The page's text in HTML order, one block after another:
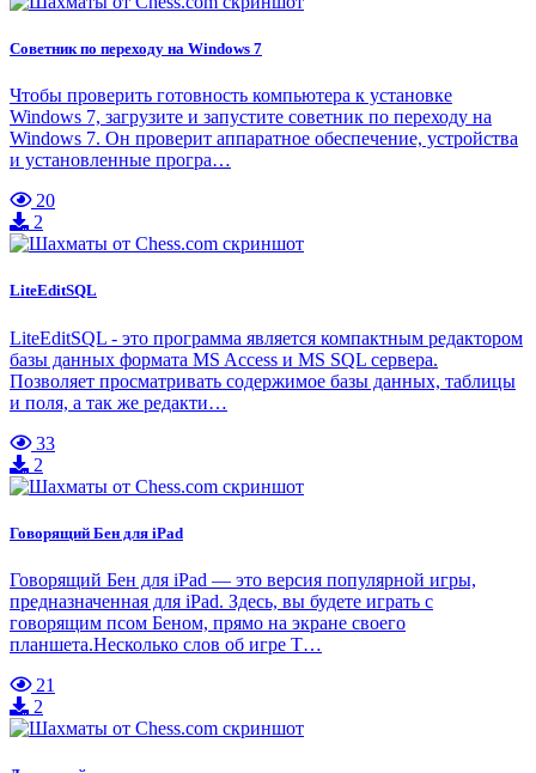
Советник по переходу на Windows 7
Чтобы проверить готовность компьютера к установке
Windows 7, загрузите и запустите советник по переходу на
Windows 7. Он проверит аппаратное обеспечение, устройства
и установленные програ…
20
2
LiteEditSQL
LiteEditSQL - это программа является компактным редактором
базы данных формата MS Access и MS SQL сервера.
Позволяет просматривать содержимое базы данных, таблицы
и поля, а так же редакти…
33
2
Говорящий Бен для iPad
Говорящий Бен для iPad — это версия популярной игры,
предназначенная для iPad. Здесь, вы будете играть с
говорящим псом Беном, прямо на экране своего
планшета.Несколько слов об игре T…
21
2